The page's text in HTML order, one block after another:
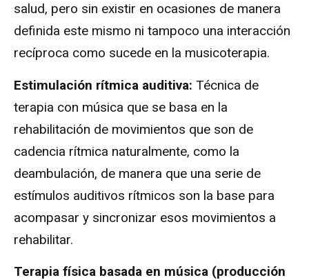
salud, pero sin existir en ocasiones de manera
definida este mismo ni tampoco una interacción
recíproca como sucede en la musicoterapia.
Estimulación rítmica auditiva: Técnica de
terapia con música que se basa en la
rehabilitación de movimientos que son de
cadencia rítmica naturalmente, como la
deambulación, de manera que una serie de
estímulos auditivos rítmicos son la base para
acompasar y sincronizar esos movimientos a
rehabilitar.
Terapia física basada en música (producción